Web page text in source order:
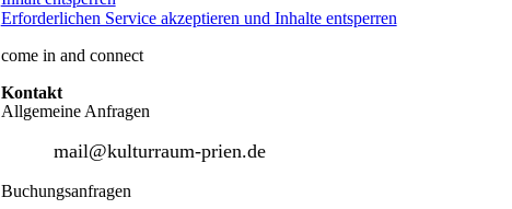
Erforderlichen Service akzeptieren und Inhalte entsperren
come in and connect
Kontakt
Allgemeine Anfragen
mail@kulturraum-prien.de
Buchungsanfragen